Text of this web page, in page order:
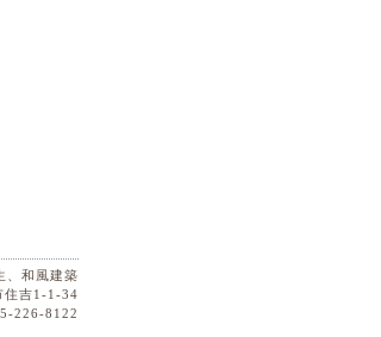
、和風建築
吉1-1-34
226-8122